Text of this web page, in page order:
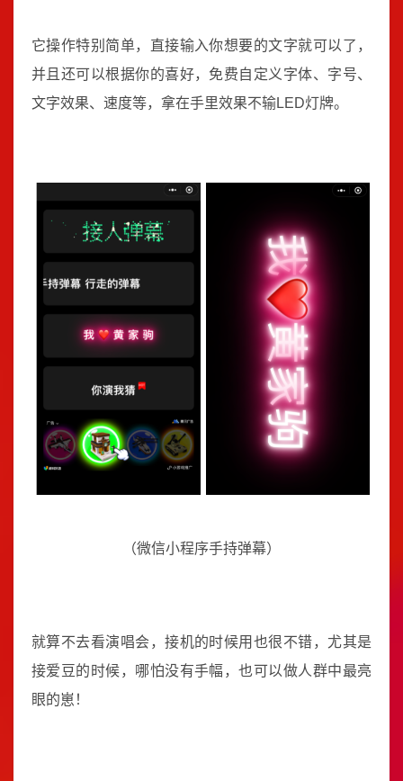
它操作特别简单，直接输入你想要的文字就可以了，
并且还可以根据你的喜好，免费自定义字体、字号、
文字效果、速度等，拿在手里效果不输LED灯牌。
（微信小程序手持弹幕）
就算不去看演唱会，接机的时候用也很不错，尤其是
接爱豆的时候，哪怕没有手幅，也可以做人群中最亮
眼的崽！